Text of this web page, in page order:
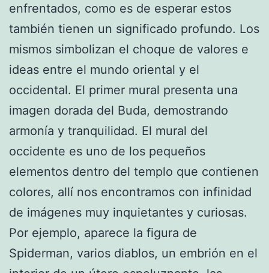
enfrentados, como es de esperar estos
también tienen un significado profundo. Los
mismos simbolizan el choque de valores e
ideas entre el mundo oriental y el
occidental. El primer mural presenta una
imagen dorada del Buda, demostrando
armonía y tranquilidad. El mural del
occidente es uno de los pequeños
elementos dentro del templo que contienen
colores, allí nos encontramos con infinidad
de imágenes muy inquietantes y curiosas.
Por ejemplo, aparece la figura de
Spiderman, varios diablos, un embrión en el